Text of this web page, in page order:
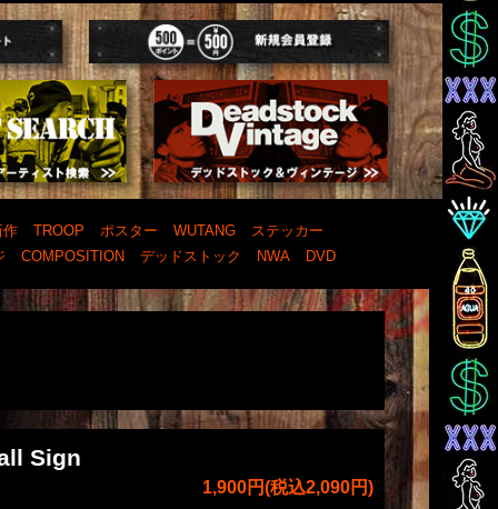
作 TROOP ポスター WUTANG
ステッカー
COMPOSITION デッドストック NWA DVD
Sign
1,900円(税込2,090円)